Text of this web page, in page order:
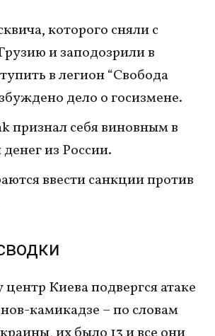
которого сняли с
и заподозрили в
в легион “Свобода
дело о госизмене.
признал себя виновным в
из России.
ввести санкции против
Киева подвергся атаке
камикадзе – по словам